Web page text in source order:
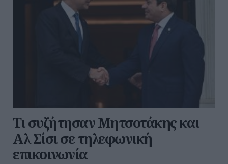
Τι συζήτησαν Μητσοτάκης και
Αλ Σίσι σε τηλεφωνική
επικοινωνία